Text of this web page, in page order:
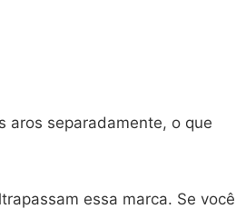
aros separadamente, o que
essa marca. Se você